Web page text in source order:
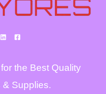
the Best Quality
& Supplies.